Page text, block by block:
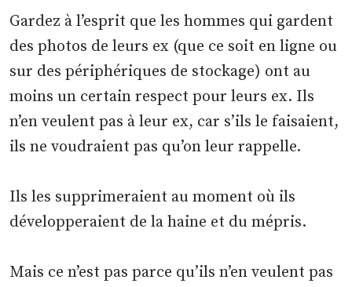
Gardez à l’esprit que les hommes qui gardent
des photos de leurs ex (que ce soit en ligne ou
sur des périphériques de stockage) ont au
moins un certain respect pour leurs ex. Ils
n’en veulent pas à leur ex, car s’ils le faisaient,
ils ne voudraient pas qu’on leur rappelle.
Ils les supprimeraient au moment où ils
développeraient de la haine et du mépris.
Mais ce n’est pas parce qu’ils n’en veulent pas